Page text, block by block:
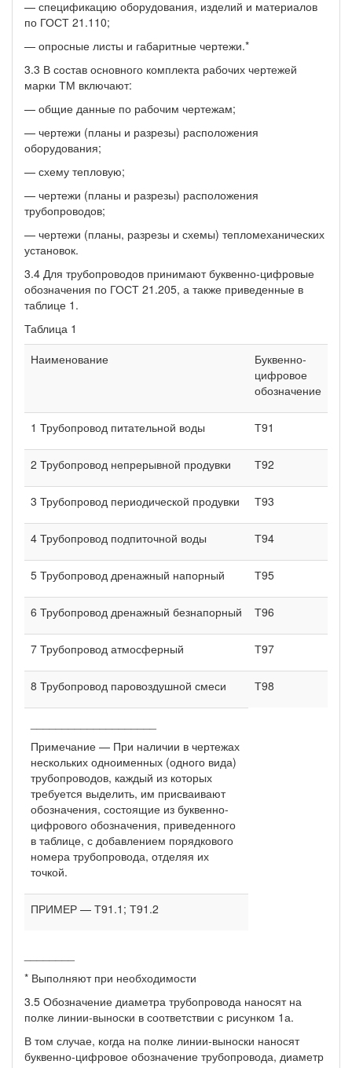
— спецификацию оборудования, изделий и материалов
по ГОСТ 21.110;
— опросные листы и габаритные чертежи.*
3.3 В состав основного комплекта рабочих чертежей
марки ТМ включают:
— общие данные по рабочим чертежам;
— чертежи (планы и разрезы) расположения
оборудования;
— схему тепловую;
— чертежи (планы и разрезы) расположения
трубопроводов;
— чертежи (планы, разрезы и схемы) тепломеханических
установок.
3.4 Для трубопроводов принимают буквенно-цифровые
обозначения по ГОСТ 21.205, а также приведенные в
таблице 1.
Таблица 1
Наименование
Буквенно-
цифровое
обозначение
1 Трубопровод питательной воды Т91
2 Трубопровод непрерывной продувки Т92
3 Трубопровод периодической продувки Т93
4 Трубопровод подпиточной воды Т94
5 Трубопровод дренажный напорный Т95
6 Трубопровод дренажный безнапорный Т96
7 Трубопровод атмосферный Т97
8 Трубопровод паровоздушной смеси Т98
Примечание — При наличии в чертежах
нескольких одноименных (одного вида)
трубопроводов, каждый из которых
требуется выделить, им присваивают
обозначения, состоящие из буквенно-
цифрового обозначения, приведенного
в таблице, с добавлением порядкового
номера трубопровода, отделяя их
точкой.
ПРИМЕР — Т91.1; Т91.2
* Выполняют при необходимости
3.5 Обозначение диаметра трубопровода наносят на
полке линии-выноски в соответствии с рисунком 1а.
В том случае, когда на полке линии-выноски наносят
буквенно-цифровое обозначение трубопровода, диаметр